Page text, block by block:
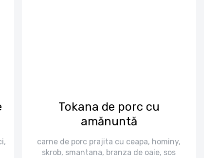
Tokana de porc cu
amănuntă
carne de porc prajita cu ceapa, hominy,
skrob, smantana, branza de oaie, sos